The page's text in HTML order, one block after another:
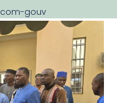
com-gouv